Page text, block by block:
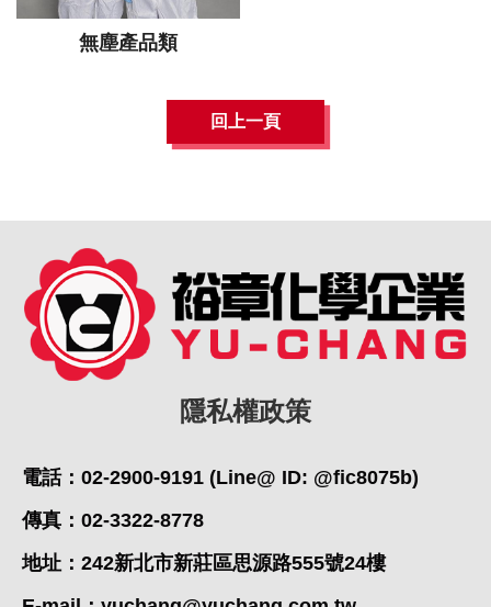
無塵產品類
回上一頁
隱私權政策
電話：02-2900-9191 (Line@ ID: @fic8075b)
傳真：02-3322-8778
地址：242新北市新莊區思源路555號24樓